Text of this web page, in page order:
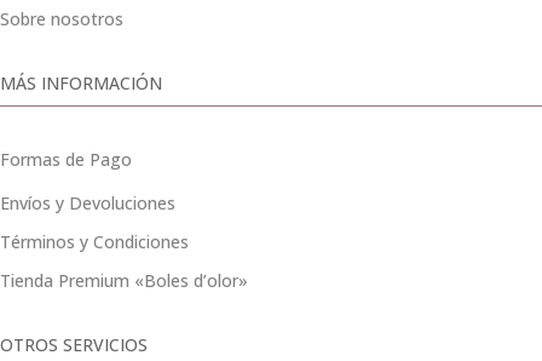
Sobre nosotros
MÁS INFORMACIÓN
Formas de Pago
Envíos y Devoluciones
Términos y Condiciones
Tienda Premium «Boles d’olor»
OTROS SERVICIOS